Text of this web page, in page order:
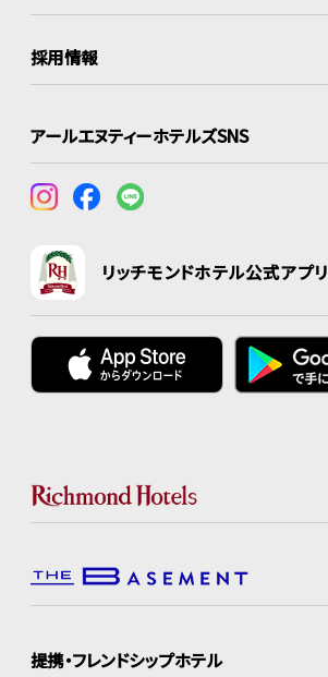
採用情報
アールエヌティーホテルズSNS
リッチモンドホテル公式アプリ
提携・フレンドシップホテル